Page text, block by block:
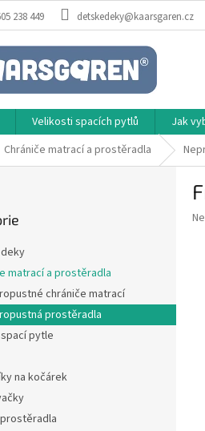
238 449 detskedeky@kaarsgaren.cz
Velikosti spacích pytlů Jak
Chrániče matrací a prostěradla
matrací a prostěradla
chrániče matrací
prostěradla
pytle
na kočárek